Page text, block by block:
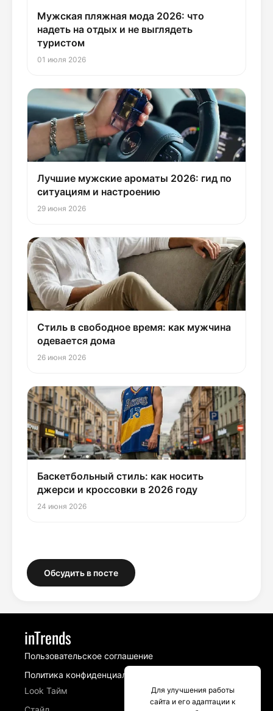
Мужская пляжная мода 2026: что
надеть на отдых и не выглядеть
туристом
01 июля 2026
Лучшие мужские ароматы 2026: гид по
ситуациям и настроению
29 июня 2026
Стиль в свободное время: как мужчина
одевается дома
26 июня 2026
Баскетбольный стиль: как носить
джерси и кроссовки в 2026 году
24 июня 2026
Обсудить в посте
inTrends
Пользовательское соглашение
Политика конфиденциальности
Look Тайм
Для улучшения работы
сайта и его адаптации к